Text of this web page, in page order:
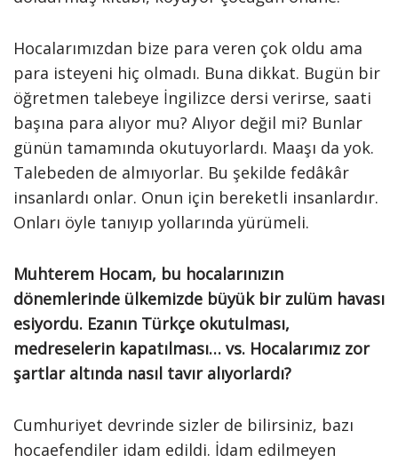
Hocalarımızdan bize para veren çok oldu ama
para isteyeni hiç olmadı. Buna dikkat. Bugün bir
öğretmen talebeye İngilizce dersi verirse, saati
başına para alıyor mu? Alıyor değil mi? Bunlar
günün tamamında okutuyorlardı. Maaşı da yok.
Talebeden de almıyorlar. Bu şekilde fedâkâr
insanlardı onlar. Onun için bereketli insanlardır.
Onları öyle tanıyıp yollarında yürümeli.
Muhterem Hocam, bu hocalarınızın
dönemlerinde ülkemizde büyük bir zulüm havası
esiyordu. Ezanın Türkçe okutulması,
medreselerin kapatılması… vs. Hocalarımız zor
şartlar altında nasıl tavır alıyorlardı?
Cumhuriyet devrinde sizler de bilirsiniz, bazı
hocaefendiler idam edildi. İdam edilmeyen